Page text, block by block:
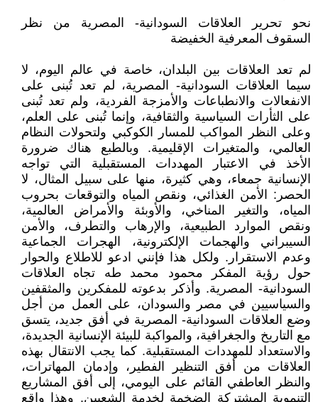
نحو تحرير العلاقات السودانية- المصرية من نظر
السقوف المعرفية الخفيضة
لم تعد العلاقات بين البلدان، خاصة في عالم اليوم، لا
سيما العلاقات السودانية- المصرية، لم تعد تُبنى على
الانفعالات والانطباعات والأمزجة الفردية، ولم تعد تُبنى
على الثأرات السياسية والثقافية، وإنما تُبنى على العلم،
وعلى النظر المواكب للمسار الكوكبي ولتحولات النظام
العالمي، والمتغيرات الإقليمية. وبالطبع هناك ضرورة
الأخذ في الاعتبار المهددات المستقبلية التي تواجه
الإنسانية جمعاء، وهي كثيرة، منها على سبيل المثال، لا
الحصر: الأمن الغذائي، ونقص المياه والتوقعات بحروب
المياه، والتغير المناخي، والأوبئة والأمراض العالمية،
ونقص الموارد الطبيعية، والإرهاب والتطرف، والأمن
السيبراني والهجمات الإلكترونية، الهجرات الجماعية
وعدم الاستقرار. ولكل هذا فإنني ادعو للاطلاع والحوار
حول رؤية المفكر محمود محمد طه تجاه العلاقات
السودانية- المصرية. وأذكر بدعوته للمفكرين والمثقفين
والسياسيين في مصر والسودان، على العمل من أجل
وضع العلاقات السودانية- المصرية في أفق جديد، يتسق
مع التاريخ والجغرافية، والمواكبة للبيئة الإنسانية الجديدة،
والاستعداد للمهددات المستقبلية. كما يجب الانتقال بهذه
العلاقات من أفق التنظير الفطير، وإدمان المهاترات،
والنظر العاطفي القائم على اليومي، إلى أفق المشاريع
التنموية المشتركة الضخمة لخدمة الشعبين. وهذا واقع